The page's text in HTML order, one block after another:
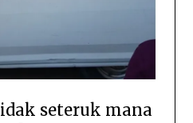
seteruk mana